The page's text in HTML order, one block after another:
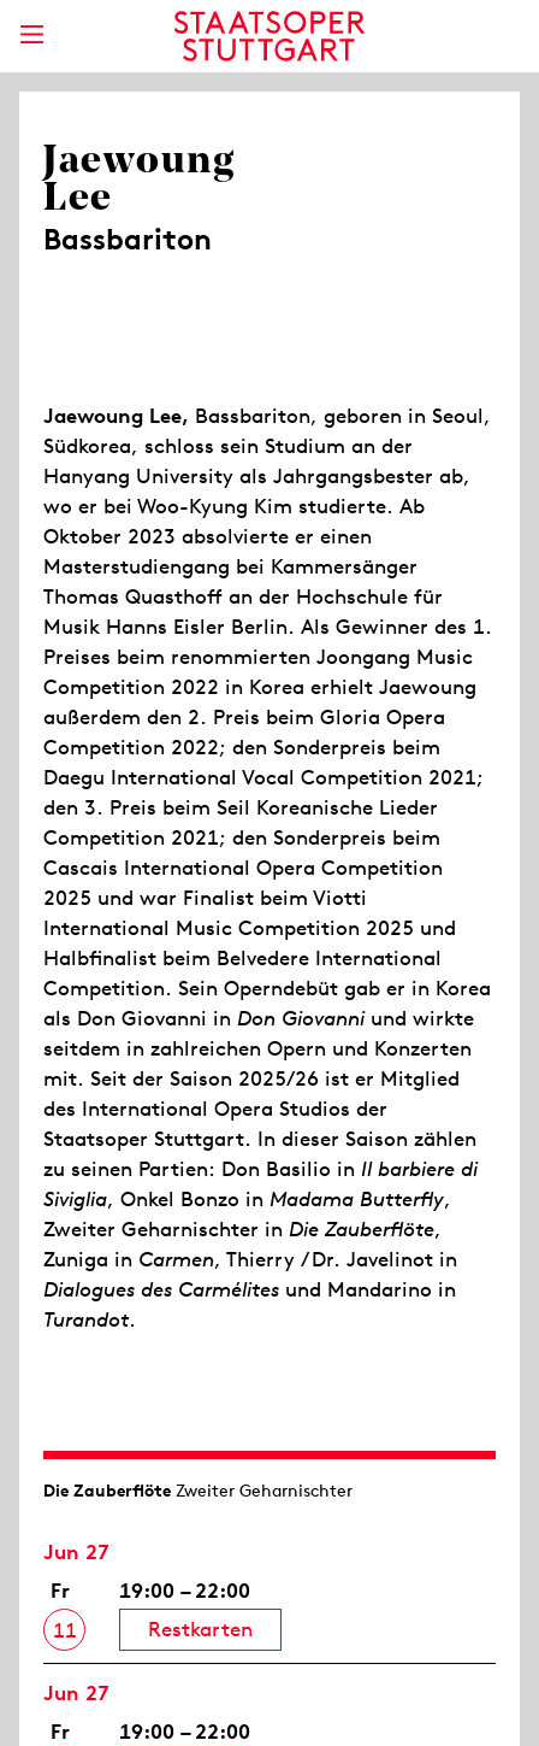
Jaewoung
Lee
Bassbariton
Jaewoung Lee, Bassbariton, geboren in Seoul,
Südkorea, schloss sein Studium an der
Hanyang University als Jahrgangsbester ab,
wo er bei Woo-Kyung Kim studierte. Ab
Oktober 2023 absolvierte er einen
Masterstudiengang bei Kammersänger
Thomas Quasthoff an der Hochschule für
Musik Hanns Eisler Berlin. Als Gewinner des 1.
Preises beim renommierten Joongang Music
Competition 2022 in Korea erhielt Jaewoung
außerdem den 2. Preis beim Gloria Opera
Competition 2022; den Sonderpreis beim
Daegu International Vocal Competition 2021;
den 3. Preis beim Seil Koreanische Lieder
Competition 2021; den Sonderpreis beim
Cascais International Opera Competition
2025 und war Finalist beim Viotti
International Music Competition 2025 und
Halbfinalist beim Belvedere International
Competition. Sein Operndebüt gab er in Korea
als Don Giovanni in Don Giovanniund wirkte
seitdem in zahlreichen Opern und Konzerten
mit. Seit der Saison 2025/26 ist er Mitglied
des International Opera Studios der
Staatsoper Stuttgart. In dieser Saison zählen
zu seinen Partien: Don Basilio in Il barbiere di
Siviglia, Onkel Bonzo in Madama Butterfly,
Zweiter Geharnischter in Die Zauberflöte,
Zuniga in Carmen, Thierry / Dr. Javelinot in
Dialogues des Carmélites und Mandarino in
Turandot.
Die Zauberflöte Zweiter Geharnischter
Jun 27
Fr
11
19:00 – 22:00
Restkarten
Jun 27
Fr
19:00 – 22:00